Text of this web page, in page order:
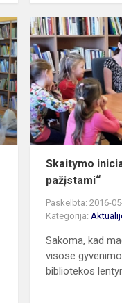
Vanduo
ir
knyga
–
didžiausios
pasaulio
brangenybės
Skaitymo
pažįstami“
Paskelbta: 2016-
Kategorija:
Sakoma, kad
visose
bibliotekos